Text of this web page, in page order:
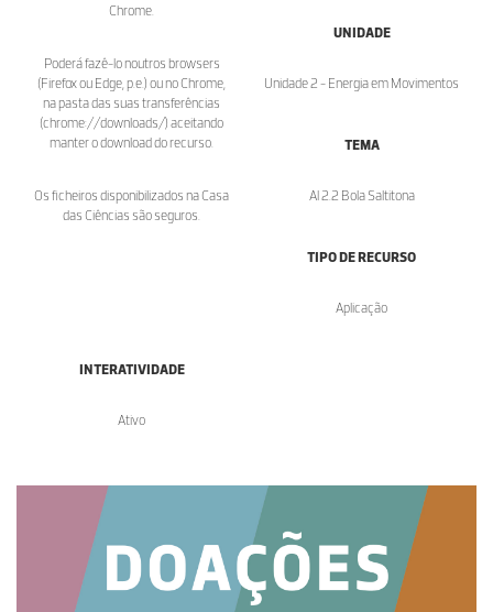
Chrome.
Poderá fazê-lo noutros browsers
(Firefox ou Edge, p.e.) ou no Chrome,
na pasta das suas transferências
(chrome://downloads/) aceitando
manter o download do recurso.
Os ficheiros disponibilizados na Casa
das Ciências são seguros.
UNIDADE
Unidade 2 - Energia em Movimentos
TEMA
Al 2.2 Bola Saltitona
TIPO DE RECURSO
Aplicação
INTERATIVIDADE
Ativo